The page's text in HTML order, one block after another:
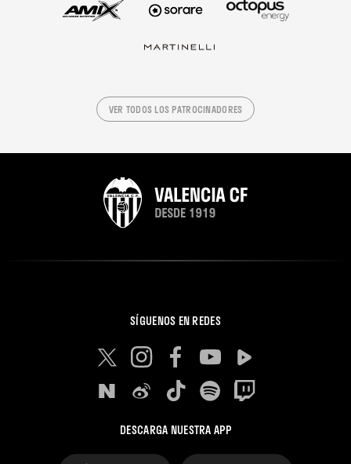
VER TODOS LOS PATROCINADORES
SÍGUENOS EN REDES
DESCARGA NUESTRA APP